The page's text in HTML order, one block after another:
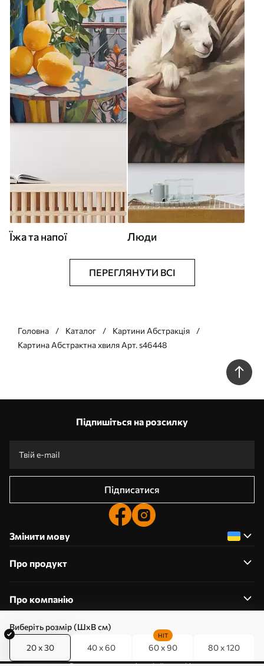
Виберіть розмір (ШхВ см)
20 x 30 40 x 60 60 x 90
HIT
80 x 120
Їжа та напої Люди
ПЕРЕГЛЯНУТИ ВСІ
Головна Каталог
Картини Абстракція
Картина Абстрактна хвиля Арт. s46448
Підпишіться на розсилку
Підписатися
Змінити мову
Про продукт
Про компанію
0800357223